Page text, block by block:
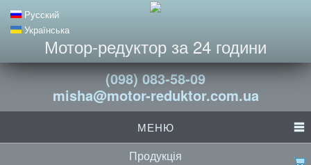
Русский
Українська
Мотор-редуктор за 24 години
(098) 083-58-09
misha@motor-reduktor.com.ua
МЕНЮ
Продукція